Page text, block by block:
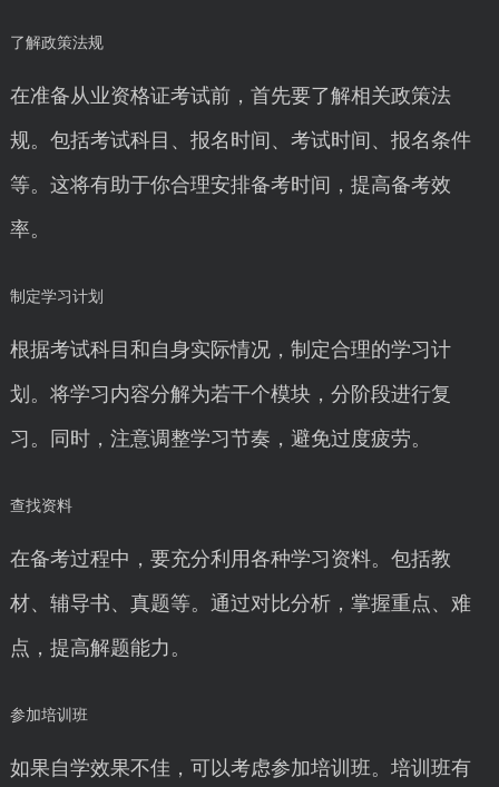
了解政策法规
在准备从业资格证考试前，首先要了解相关政策法
规。包括考试科目、报名时间、考试时间、报名条件
等。这将有助于你合理安排备考时间，提高备考效
率。
制定学习计划
根据考试科目和自身实际情况，制定合理的学习计
划。将学习内容分解为若干个模块，分阶段进行复
习。同时，注意调整学习节奏，避免过度疲劳。
查找资料
在备考过程中，要充分利用各种学习资料。包括教
材、辅导书、真题等。通过对比分析，掌握重点、难
点，提高解题能力。
参加培训班
如果自学效果不佳，可以考虑参加培训班。培训班有